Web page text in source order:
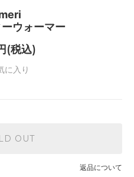
ウォーマー
(税込)
に入り
OUT
返品について